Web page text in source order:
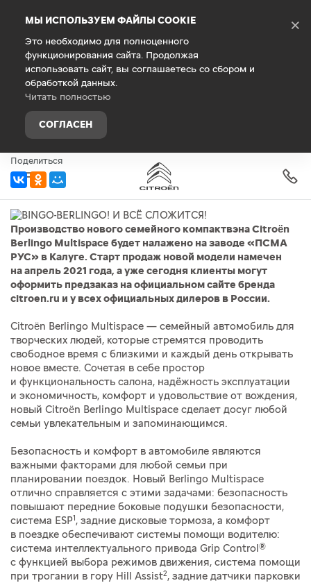
МЫ ИСПОЛЬЗУЕМ ФАЙЛЫ COOKIE
Это необходимо для полноценного
функционирования сайта. Продолжая
использовать сайт, вы соглашаетесь со сбором и
обработкой данных.
Читать полностью
СОГЛАСЕН
×
Главная О компании Новости
BINGO-BERLINGO! И ВСЁ
СЛОЖИТСЯ!
23 марта 2021 г.
Поделиться
Производство нового семейного компактвэна Citroën
Berlingo Multispace будет налажено на заводе «ПСМА
РУС» в Калуге. Старт продаж новой модели намечен
на апрель 2021 года, а уже сегодня клиенты могут
оформить предзаказ на официальном сайте бренда
citroen.ru и у всех официальных дилеров в России.
Citroën Berlingo Multispace — семейный автомобиль для
творческих людей, которые стремятся проводить
свободное время с близкими и каждый день открывать
новое вместе. Сочетая в себе простор
и функциональность салона, надёжность эксплуатации
и экономичность, комфорт и удовольствие от вождения,
новый Citroën Berlingo Multispace сделает досуг любой
семьи увлекательным и запоминающимся.
Безопасность и комфорт в автомобиле являются
важными факторами для любой семьи при
планировании поездок. Новый Berlingo Multispace
отлично справляется с этими задачами: безопасность
повышают передние боковые подушки безопасности,
система ESP1 , задние дисковые тормоза, а комфорт
в поездке обеспечивают системы помощи водителю:
система интеллектуального привода Grip Control®
с функцией выбора режимов движения, система помощи
при трогании в гору Hill Assist2, задние датчики парковки